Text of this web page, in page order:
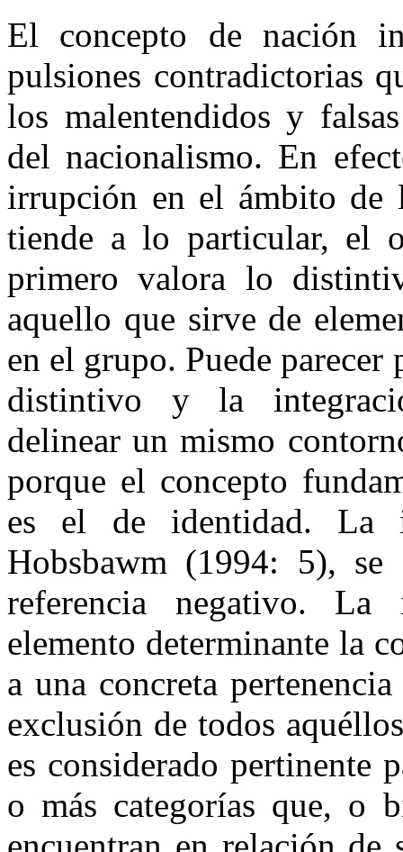
El concepto de nación
pulsiones contradictorias
los malentendidos y
del nacionalismo. En
irrupción en el ámbito de
tiende a lo particular, el
primero valora lo
aquello que sirve de
en el grupo. Puede
distintivo y la
delinear un mismo
porque el concepto
es el de identidad. La
Hobsbawm (1994: 5), se
referencia negativo. La
elemento determinante la
a una concreta
exclusión de todos
es considerado pertinente
o más categorías que, o